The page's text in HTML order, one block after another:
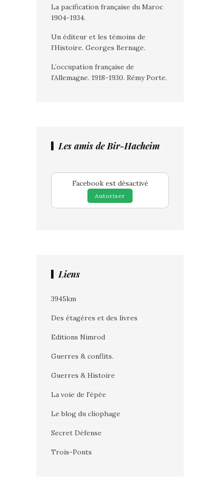
La pacification française du Maroc
1904-1934.
Un éditeur et les témoins de
l’Histoire. Georges Bernage.
L’occupation française de
l’Allemagne. 1918-1930. Rémy Porte.
Les amis de Bir-Hacheim
Facebook est désactivé
Autoriser
Liens
3945km
Des étagères et des livres
Editions Nimrod
Guerres & conflits.
Guerres & Histoire
La voie de l'épée
Le blog du cliophage
Secret Défense
Trois-Ponts